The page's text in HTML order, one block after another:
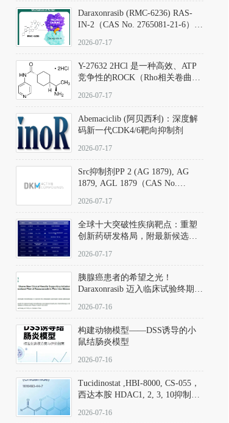
Daraxonrasib (RMC-6236) RAS-
IN-2（CAS No. 2765081-21-6）：
向KRAS/NRAS/HRAS的广谱RAS
2026-07-17
Y-27632 2HCl 是一种高效、ATP
竞争性的ROCK（Rho相关卷曲螺
同等抑制ROCK1与ROCK2；其通
过精准嵌入激酶的ATP结合位点
发挥抑制作用，对ROCK1和
ROCK2的解离常数（Ki）分别为
140 nM和300 nM；在众多丝氨酸/
中，其靶向ROCK的选择性超过
200倍，凸显出优异的分子特异
2026-07-17
Abemaciclib (阿贝西利)：深度解
码新一代CDK4/6靶向抑制剂
2026-07-17
Src抑制剂PP 2 (AG 1879), AG
1879, AGL 1879（CAS No.
应用指南
2026-07-17
全球十大突破性疾病靶点：重塑
创新药研发格局，附最新候选分
2026-07-17
胰腺癌患者的希望之光！
Daraxonrasib 迈入临床试验终期阶
2026-07-16
构建动物模型——DSS诱导的小
鼠结肠炎模型
2026-07-16
Tucidinostat ,HBI-8000, CS-055，
西达本胺 HDAC1, 2, 3, 10抑制剂
D808567) - DKM活性分子
2026-07-16